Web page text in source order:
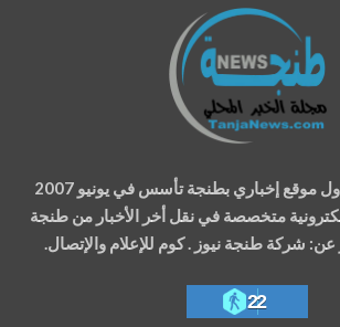
موقع إخباري بطنجة تأسس في يونيو 2007
متخصصة في نقل أخر الأخبار من طنجة
شركة طنجة نيوز . كوم للإعلام والإتصال.
22